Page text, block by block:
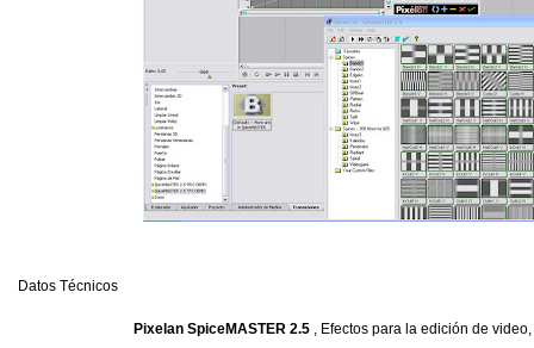
Datos Técnicos
Pixelan SpiceMASTER 2.5 , Efectos para la edición de